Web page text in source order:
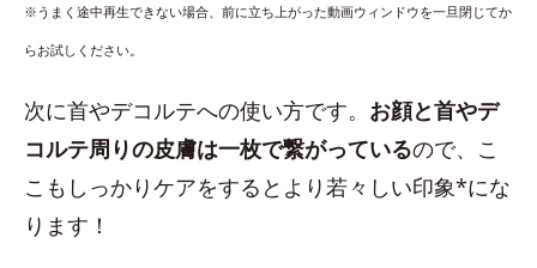
※うまく途中再生できない場合、前に立ち上がった動画ウィンドウを一旦閉じてか
らお試しください。
次に首やデコルテへの使い方です。 お顔と首やデ
コルテ周りの皮膚は一枚で繋がっているので、こ
こもしっかりケアをするとより若々しい印象*にな
ります！